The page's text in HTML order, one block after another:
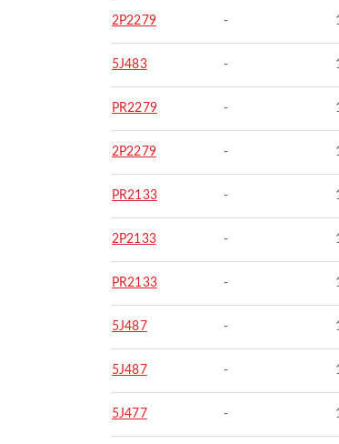
2P2279 -
5J483 -
PR2279 -
2P2279 -
PR2133 -
2P2133 -
PR2133 -
5J487 -
5J487 -
5J477 -